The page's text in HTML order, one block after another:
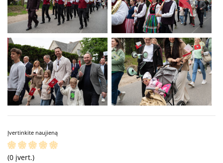
Įvertinkite naujieną
(0 įvert.)